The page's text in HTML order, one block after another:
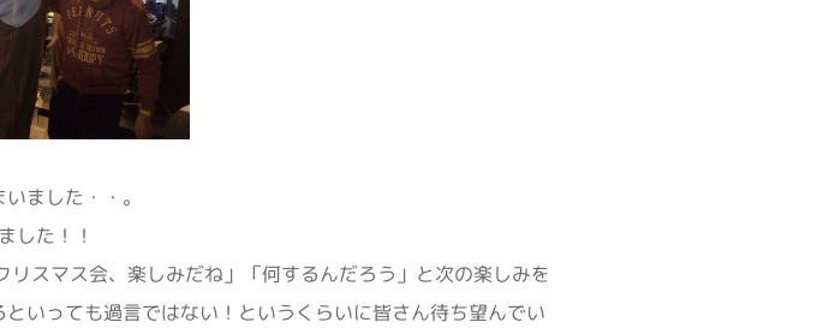
ました・・。
した！！
スマス会、楽しみだね」「何するんだろう」と次の楽しみを
いっても過言ではない！というくらいに皆さん待ち望んでい